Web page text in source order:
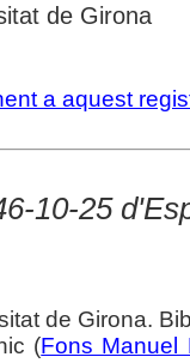
de Girona
a aquest
10-25
de Girona.
(Fons Manuel